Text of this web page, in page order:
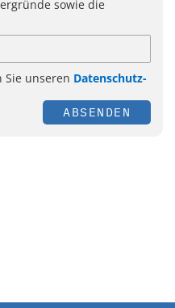
sowie die
unseren Datenschutz-
ABSENDEN